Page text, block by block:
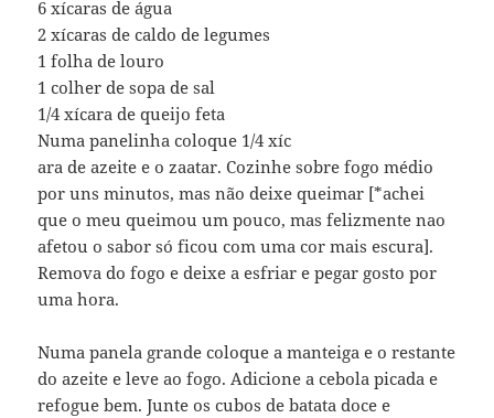
6 xícaras de água
2 xícaras de caldo de legumes
1 folha de louro
1 colher de sopa de sal
1/4 xícara de queijo feta
Numa panelinha coloque 1/4 xíc
ara de azeite e o zaatar. Cozinhe sobre fogo médio
por uns minutos, mas não deixe queimar [*achei
que o meu queimou um pouco, mas felizmente nao
afetou o sabor só ficou com uma cor mais escura].
Remova do fogo e deixe a esfriar e pegar gosto por
uma hora.
Numa panela grande coloque a manteiga e o restante
do azeite e leve ao fogo. Adicione a cebola picada e
refogue bem. Junte os cubos de batata doce e